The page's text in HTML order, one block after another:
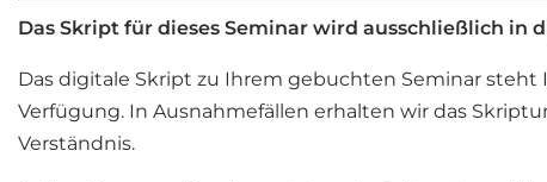
Das Skript für dieses Seminar wird ausschließlich in
Das digitale Skript zu Ihrem gebuchten Seminar steht
Verfügung. In Ausnahmefällen erhalten wir das
Verständnis.